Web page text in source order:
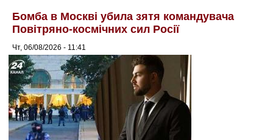
Бомба в Москві убила зятя командувача
Повітряно-космічних сил Росії
Чт, 06/08/2026 - 11:41